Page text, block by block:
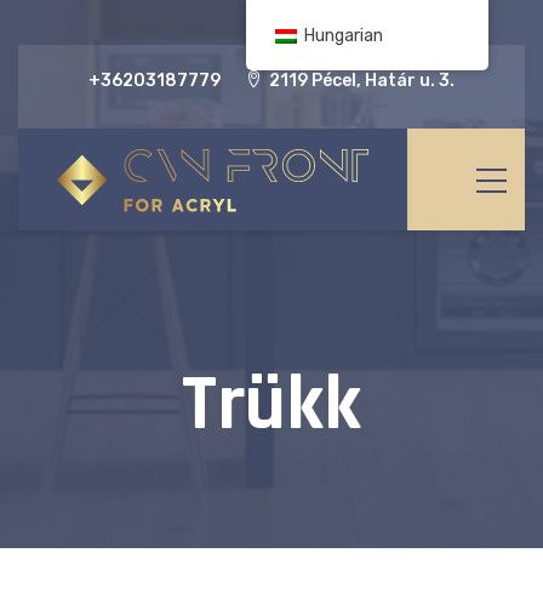
+36203187779 2119 Pécel, Határ u. 3.
Trükk
Hungarian